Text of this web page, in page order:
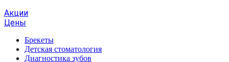
Акции
Цены
Брекеты
Детская стоматология
Диагностика зубов